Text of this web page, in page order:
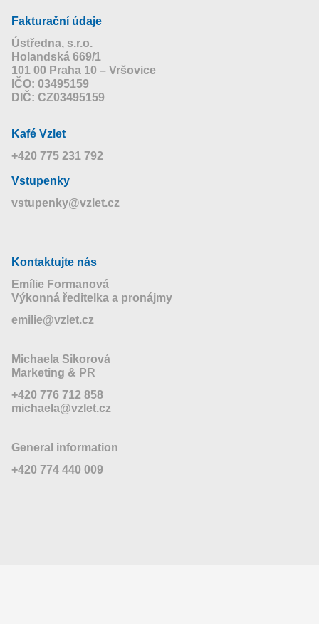
Fakturační údaje
Ústředna, s.r.o.
Holandská 669/1
101 00 Praha 10 – Vršovice
IČO: 03495159
DIČ: CZ03495159
Kafé Vzlet
+420 775 231 792
Vstupenky
vstupenky@vzlet.cz
Kontaktujte nás
Emílie Formanová
Výkonná ředitelka a pronájmy
emilie@vzlet.cz
Michaela Sikorová
Marketing & PR
+420 776 712 858
michaela@vzlet.cz
General information
+420 774 440 009